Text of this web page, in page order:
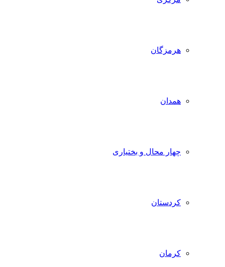
هرمزگان
همدان
چهار محال و بختیاری
کردستان
کرمان